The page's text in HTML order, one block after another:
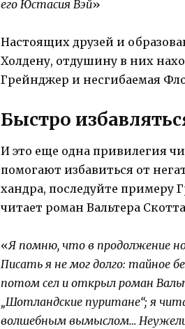
его Юстасия Вэй»
Настоящих друзей и
Холдену, отдушину в них
Грейнджер и несгибаемая
Быстро
И это еще одна привилегия
помогают избавиться от
хандра, последуйте примеру
читает роман Вальтера
«Я помню, что в продолжение
Писать я не мог долго: тайное
потом сел и открыл роман
„Шотландские пуритане“; я
волшебным вымыслом…